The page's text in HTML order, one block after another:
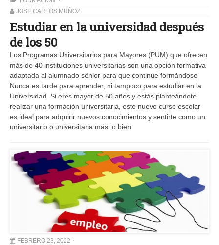
JOSE CARLOS MUÑOZ
Estudiar en la universidad después
de los 50
Los Programas Universitarios para Mayores (PUM) que ofrecen
más de 40 instituciones universitarias son una opción formativa
adaptada al alumnado sénior para que continúe formándose
Nunca es tarde para aprender, ni tampoco para estudiar en la
Universidad. Si eres mayor de 50 años y estás planteándote
realizar una formación universitaria, este nuevo curso escolar
es ideal para adquirir nuevos conocimientos y sentirte como un
universitario o universitaria más, o bien
FEBRERO 23, 2022